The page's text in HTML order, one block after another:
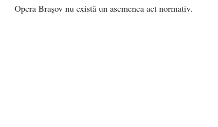
Opera Brașov nu există un asemenea act normativ.